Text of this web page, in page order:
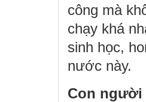
công mà
chạy khá
sinh học,
nước này.
Con người